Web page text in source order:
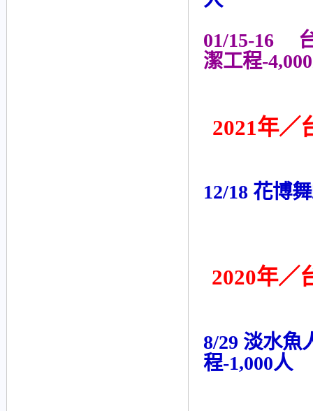
01/15-16
潔工程-
2021年／
12/18 花博
2020年／
8/29 淡水魚
程-1,000人